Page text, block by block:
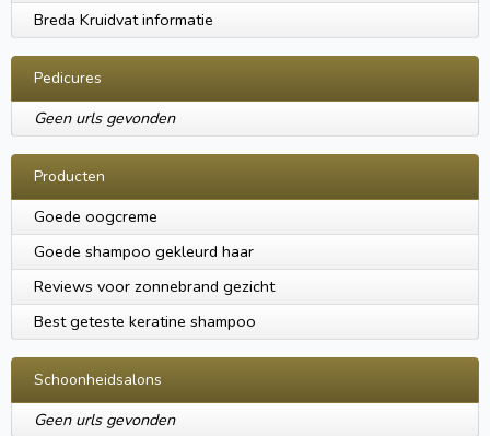
Breda Kruidvat informatie
Pedicures
Geen urls gevonden
Producten
Goede oogcreme
Goede shampoo gekleurd haar
Reviews voor zonnebrand gezicht
Best geteste keratine shampoo
Schoonheidsalons
Geen urls gevonden